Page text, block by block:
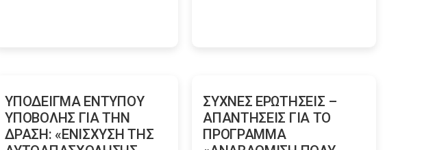
ΥΠΟΔΕΙΓΜΑ ΕΝΤΥΠΟΥ
ΥΠΟΒΟΛΗΣ ΓΙΑ ΤΗΝ
ΔΡΑΣΗ: «ΕΝΙΣΧΥΣΗ ΤΗΣ
ΣΥΧΝΕΣ ΕΡΩΤΗΣΕΙΣ –
ΑΠΑΝΤΗΣΕΙΣ ΓΙΑ ΤΟ
ΠΡΟΓΡΑΜΜΑ